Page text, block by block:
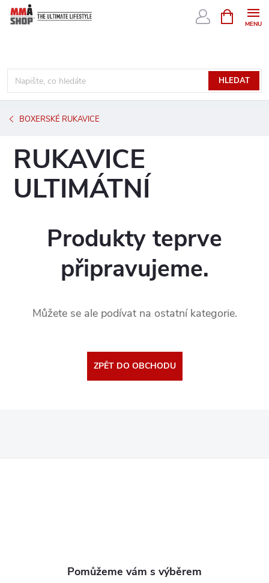
Přejít
HLEDAT
NÁKUPNÍ
KOŠÍK
BOXERSKÉ RUKAVICE
RUKAVICE
ULTIMÁTNÍ
Produkty teprve
připravujeme.
Můžete se ale podívat na ostatní kategorie.
ZPĚT DO OBCHODU